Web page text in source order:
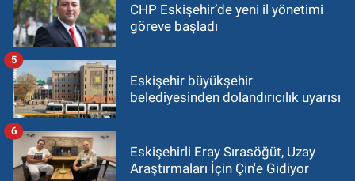
CHP Eskişehir’de yeni il yönetimi
göreve başladı
Eskişehir büyükşehir
belediyesinden dolandırıcılık uyarısı
5
Eskişehirli Eray Sırasöğüt, Uzay
Araştırmaları İçin Çin'e Gidiyor
6